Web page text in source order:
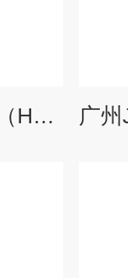
广州J.T.Baker色谱纯（HPLC）乙酸乙酯